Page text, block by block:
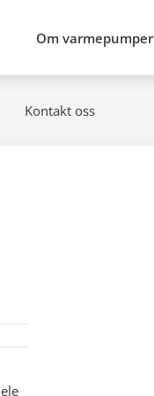
Om varmepumper
Kontakt oss